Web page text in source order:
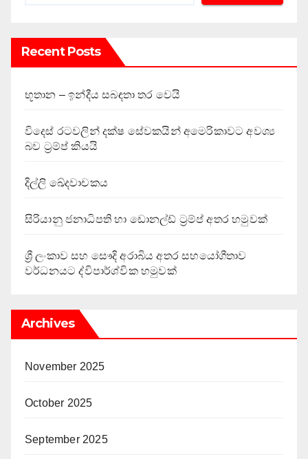
Recent Posts
භූතාන – ඉන්දීය සබඳතා තර වෙයි
විදෙස් රටවලින් දක්ෂ සේවකයින් අමෙරිකාවට අවශ්‍ය
බව ට්‍රම්ප් කියයි
දිල්ලි ඛේදවාචකය
සිරියානු ජනාධිපති හා ඩොනල්ඩ් ට්‍රම්ප් අතර හමුවක්
ශ්‍රී ලංකාව සහ සෞදි අරාබිය අතර සහයෝගීතාව
වර්ධනයට ද්විපාර්ශ්වික හමුවක්
Archives
November 2025
October 2025
September 2025